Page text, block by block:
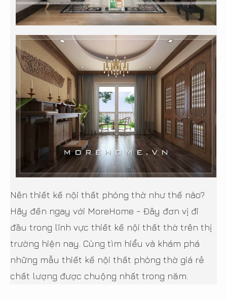
Nên thiết kế nội thất phòng thờ như thế nào?
Hãy đến ngay với MoreHome - Đây đơn vị đi
đầu trong lĩnh vực thiết kế nội thất thờ trên thị
trường hiện nay. Cùng tìm hiểu và khám phá
những mẫu thiết kế nội thất phòng thờ giá rẻ
chất lượng được chuộng nhất trong năm.